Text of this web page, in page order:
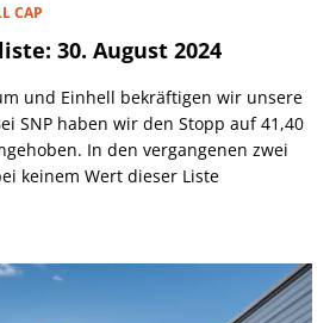
CAP
30. August 2024
und Einhell bekräftigen wir unsere
SNP haben wir den Stopp auf 41,40
zwei
keinem Wert dieser Liste